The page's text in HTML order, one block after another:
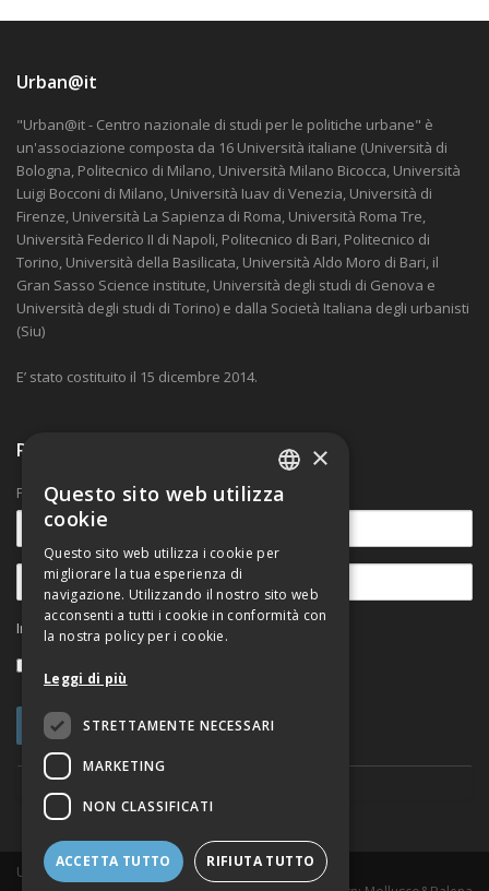
Urban@it
"Urban@it - Centro nazionale di studi per le politiche urbane" è
un'associazione composta da 16 Università italiane (Università di
Bologna, Politecnico di Milano, Università Milano Bicocca, Università
Luigi Bocconi di Milano, Università Iuav di Venezia, Università di
Firenze, Università La Sapienza di Roma, Università Roma Tre,
Università Federico II di Napoli, Politecnico di Bari, Politecnico di
Torino, Università della Basilicata, Università Aldo Moro di Bari, il
Gran Sasso Science institute, Università degli studi di Genova e
Università degli studi di Torino) e dalla Società Italiana degli urbanisti
(Siu)
E’ stato costituito il 15 dicembre 2014.
Ricevi nostre comunicazioni
Per rimanere aggiornato sulle novità.
Informativa sul trattamento dei dati personali
Urban@it Viale del Risorgimento, 2 - 40136 Bologna
ITALIAN
×
Questo sito web utilizza
cookie
Questo sito web utilizza i cookie per
migliorare la tua esperienza di
navigazione. Utilizzando il nostro sito web
acconsenti a tutti i cookie in conformità con
la nostra policy per i cookie.
Leggi di più
STRETTAMENTE NECESSARI
MARKETING
NON CLASSIFICATI
ACCETTA TUTTO RIFIUTA TUTTO